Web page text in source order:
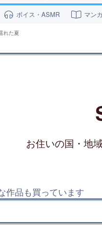
ボイス・ASMR マン
れた夏
お住いの国・地
作品も買っています